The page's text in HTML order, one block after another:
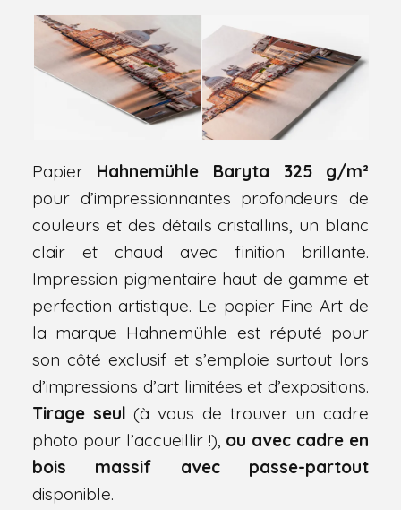
Papier Hahnemühle Baryta 325 g/m²
pour d’impressionnantes profondeurs de
couleurs et des détails cristallins, un blanc
clair et chaud avec finition brillante.
Impression pigmentaire haut de gamme et
perfection artistique. Le papier Fine Art de
la marque Hahnemühle est réputé pour
son côté exclusif et s’emploie surtout lors
d’impressions d’art limitées et d’expositions.
Tirage seul (à vous de trouver un cadre
photo pour l’accueillir !), ou avec cadre en
bois massif avec passe-partout
disponible.